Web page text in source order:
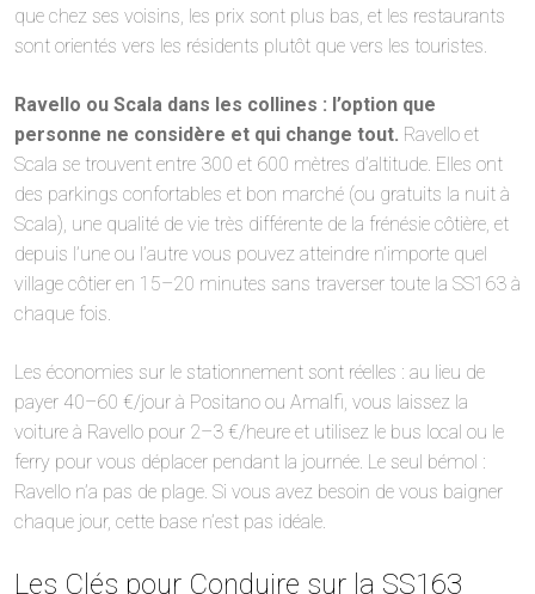
que chez ses voisins, les prix sont plus bas, et les restaurants
sont orientés vers les résidents plutôt que vers les touristes.
Ravello ou Scala dans les collines : l’option que
personne ne considère et qui change tout. Ravello et
Scala se trouvent entre 300 et 600 mètres d’altitude. Elles ont
des parkings confortables et bon marché (ou gratuits la nuit à
Scala), une qualité de vie très différente de la frénésie côtière, et
depuis l’une ou l’autre vous pouvez atteindre n’importe quel
village côtier en 15–20 minutes sans traverser toute la SS163 à
chaque fois.
Les économies sur le stationnement sont réelles : au lieu de
payer 40–60 €/jour à Positano ou Amalfi, vous laissez la
voiture à Ravello pour 2–3 €/heure et utilisez le bus local ou le
ferry pour vous déplacer pendant la journée. Le seul bémol :
Ravello n’a pas de plage. Si vous avez besoin de vous baigner
chaque jour, cette base n’est pas idéale.
Les Clés pour Conduire sur la SS163